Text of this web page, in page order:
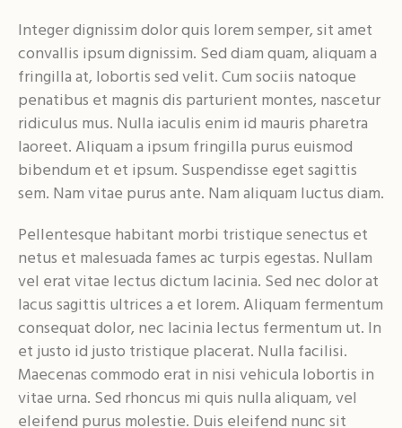
Integer dignissim dolor quis lorem semper, sit amet
convallis ipsum dignissim. Sed diam quam, aliquam a
fringilla at, lobortis sed velit. Cum sociis natoque
penatibus et magnis dis parturient montes, nascetur
ridiculus mus. Nulla iaculis enim id mauris pharetra
laoreet. Aliquam a ipsum fringilla purus euismod
bibendum et et ipsum. Suspendisse eget sagittis
sem. Nam vitae purus ante. Nam aliquam luctus diam.
Pellentesque habitant morbi tristique senectus et
netus et malesuada fames ac turpis egestas. Nullam
vel erat vitae lectus dictum lacinia. Sed nec dolor at
lacus sagittis ultrices a et lorem. Aliquam fermentum
consequat dolor, nec lacinia lectus fermentum ut. In
et justo id justo tristique placerat. Nulla facilisi.
Maecenas commodo erat in nisi vehicula lobortis in
vitae urna. Sed rhoncus mi quis nulla aliquam, vel
eleifend purus molestie. Duis eleifend nunc sit